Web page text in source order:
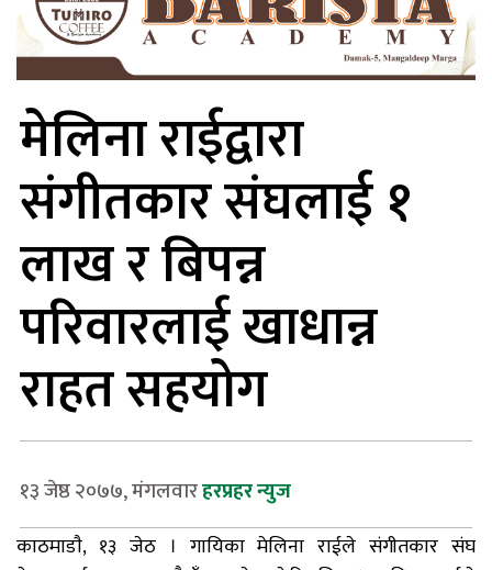
मेलिना राईद्वारा
संगीतकार संघलाई १
लाख र बिपन्न
परिवारलाई खाधान्न
राहत सहयोग
१३ जेष्ठ २०७७, मंगलवारहरप्रहर न्युज
काठमाडाै, १३ जेठ । गायिका मेलिना राईले संगीतकार संघ